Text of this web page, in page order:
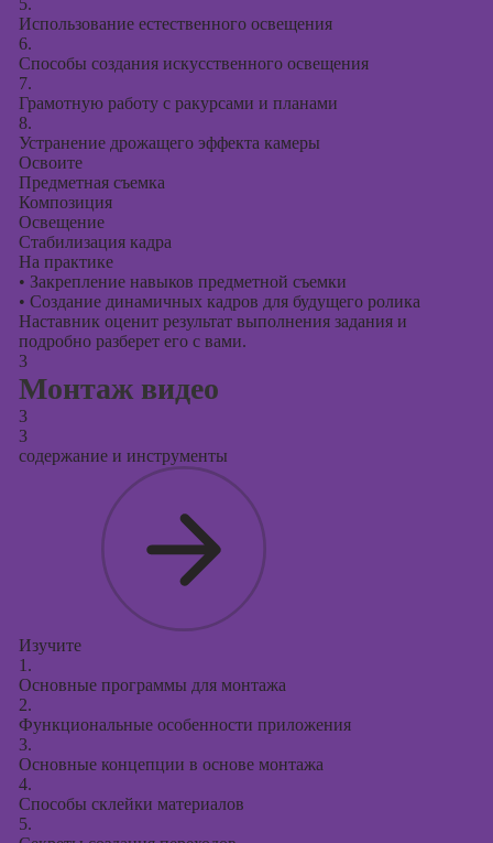
5.
Использование естественного освещения
6.
Способы создания искусственного освещения
7.
Грамотную работу с ракурсами и планами
8.
Устранение дрожащего эффекта камеры
Освоите
Предметная съемка
Композиция
Освещение
Стабилизация кадра
На практике
• Закрепление навыков предметной съемки
• Создание динамичных кадров для будущего ролика
Наставник оценит результат выполнения задания и
подробно разберет его с вами.
3
Монтаж видео
3
3
содержание и инструменты
Изучите
1.
Основные программы для монтажа
2.
Функциональные особенности приложения
3.
Основные концепции в основе монтажа
4.
Способы склейки материалов
5.